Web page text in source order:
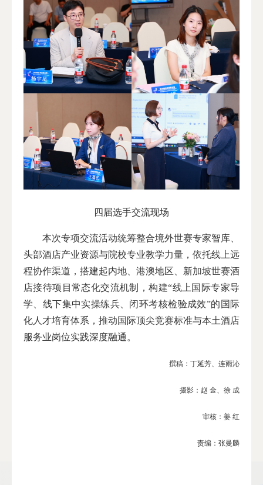
四届选手交流现场
本次专项交流活动统筹整合境外世赛专家智库、
头部酒店产业资源与院校专业教学力量，依托线上远
程协作渠道，搭建起内地、港澳地区、新加坡世赛酒
店接待项目常态化交流机制，构建“线上国际专家导
学、线下集中实操练兵、闭环考核检验成效”的国际
化人才培育体系，推动国际顶尖竞赛标准与本土酒店
服务业岗位实践深度融通。
撰稿：丁延芳、连雨沁
摄影：赵 金、徐 成
审核：姜 红
责编：张曼麟